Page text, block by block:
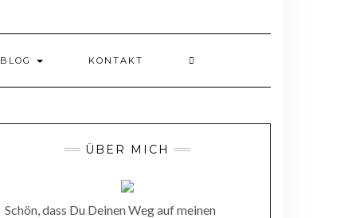
BLOG KONTAKT
ÜBER MICH
Schön, dass Du Deinen Weg auf meinen